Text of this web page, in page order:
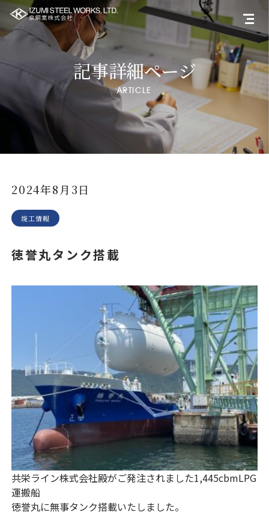
記事詳細ページ
ARTICLE
2024年8月3日
竣工情報
徳誉丸タンク搭載
共栄ライン株式会社殿がご発注されました1,445cbmLPG
運搬船
徳誉丸に無事タンク搭載いたしました。